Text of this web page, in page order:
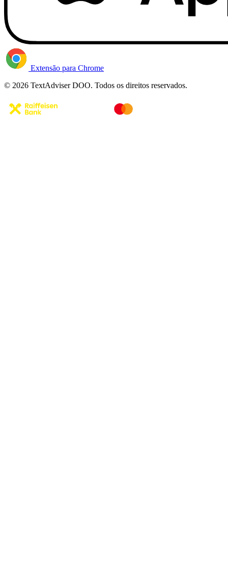
Extensão para Chrome
© 2026 TextAdviser DOO. Todos os direitos reservados.